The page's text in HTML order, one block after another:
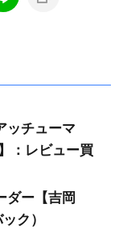
ッチューマ
：レビュー買
ダー【吉岡
ク）